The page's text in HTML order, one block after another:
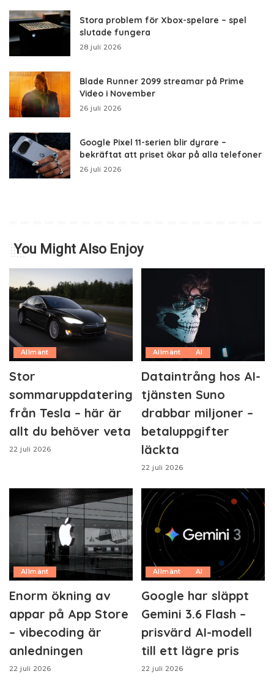
Stora problem för Xbox-spelare – spel
slutade fungera
28 juli 2026
Blade Runner 2099 streamar på Prime
Video i November
26 juli 2026
Google Pixel 11-serien blir dyrare –
bekräftat att priset ökar på alla telefoner
26 juli 2026
You Might Also Enjoy
Allmänt
Stor
sommaruppdatering
från Tesla – här är
allt du behöver veta
22 juli 2026
Allmänt AI
Dataintrång hos AI-
tjänsten Suno
drabbar miljoner –
betaluppgifter
läckta
22 juli 2026
Allmänt
Enorm ökning av
appar på App Store
– vibecoding är
anledningen
22 juli 2026
Allmänt AI
Google har släppt
Gemini 3.6 Flash –
prisvärd AI-modell
till ett lägre pris
22 juli 2026